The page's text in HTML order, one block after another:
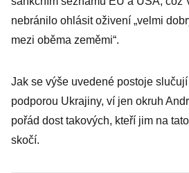
nebránilo ohlásit oživení „velmi
mezi oběma zeměmi“.
Jak se výše uvedené postoje
podporou Ukrajiny, ví jen okruh
pořád dost takových, kteří jim na
skočí.